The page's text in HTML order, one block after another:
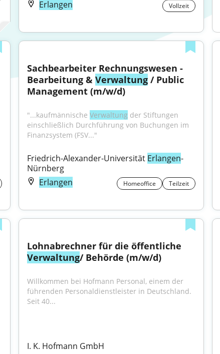
Erlangen
Vollzeit
Sachbearbeiter Rechnungswesen -
Bearbeitung & Verwaltung / Public
Management (m/w/d)
"...kaufmännische Verwaltung der Stiftungen
einschließlich Durchführung von Buchungen im
Finanzsystem (FSV..."
Friedrich-Alexander-Universität Erlangen-
Nürnberg
Erlangen
Homeoffice Teilzeit
Verwaltung/ Behörde (m/w/d)
Willkommen bei Hofmann Personal, einem der
führenden Personaldienstleister in Deutschland.
Seit 40...
I. K. Hofmann GmbH